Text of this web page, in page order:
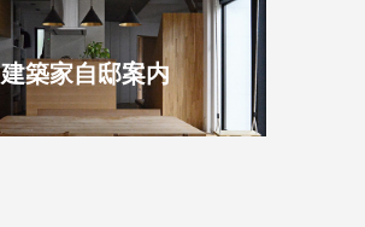
建築家自邸案内